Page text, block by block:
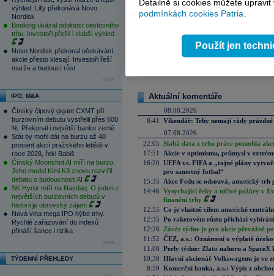
výhled. Lilly překonává Novo
Nordisk
Booking ukázal odolnost cestovního
trhu. Investoři přešli i slabší výhled
Novo Nordisk překonal očekávání,
akcie přesto klesají. Investoři řeší
marže a budoucí růst
více...
IPO, M&A
Čínský čipový gigant CXMT při
burzovním debutu vystřelil přes 500
%. Překonal i největší banku země
Stát by mohl dát na burzu až 40
procent akcií pražského letiště v
roce 2028, řekl Babiš
Čínský Moonshot AI míří na burzu.
Jeho model Kimi K3 znovu rozvířil
debatu o budoucnosti AI
SK Hynix míří na Nasdaq. O jeden z
největších burzovních debutů v
historii je obrovský zájem
Nová vlna mega IPO hýbe trhy.
Rychlé zařazování do indexů
přináší šance i rizika
více...
TÝDENNÍ PŘEHLEDY
indexy, akcie, Asie
Aktuální komentáře
08.08.2026
8:41
Víkendář: Trhy nemají rády prázdné
07.08.2026
22:05 Slabá data z trhu práce pomohla
17:51
Akcie v optimismu, průmysl v
16:20 UEFA vs. FIFA a „tajné plány
pro samotný fotbal“
15:35
Akce Fedu se odsouvá, americký
14:46 Vysychající řeky a ničivé požáry v
finanční trhy
12:55 Co je vlastně cílem americké
12:35 Po raketovém růstu přichází
12:26
Závěr týdne je pro akcie převážně
11:52 ČEZ, a.s.: Oznámení o výplatě
11:00 Perly týdne: Zlato nahoru a SpaceX
10:30 Hlavní akcionář Volkswagenu je ve
8:59 Komerční banka, a.s.: Výpis z
Detailně si cookies můžete
podmínkách cookies Patria.
Použít jen